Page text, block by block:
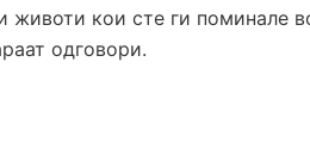
кои сте ги поминале
одговори.